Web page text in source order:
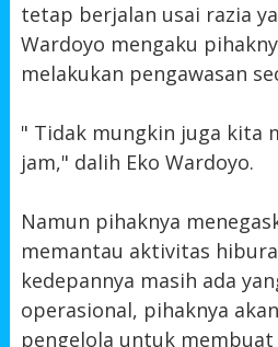
tetap berjalan usai razia
Wardoyo mengaku
melakukan pengawasan
" Tidak mungkin juga kita
jam," dalih Eko Wardoyo.
Namun pihaknya
memantau aktivitas
kedepannya masih ada
operasional, pihaknya
pengelola untuk